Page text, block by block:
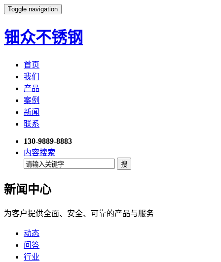
Toggle navigation
钿众不锈钢
首页
我们
产品
案例
新闻
联系
130-9889-8883
内容搜索
新闻中心
为客户提供全面、安全、可靠的产品与服务
动态
问答
行业